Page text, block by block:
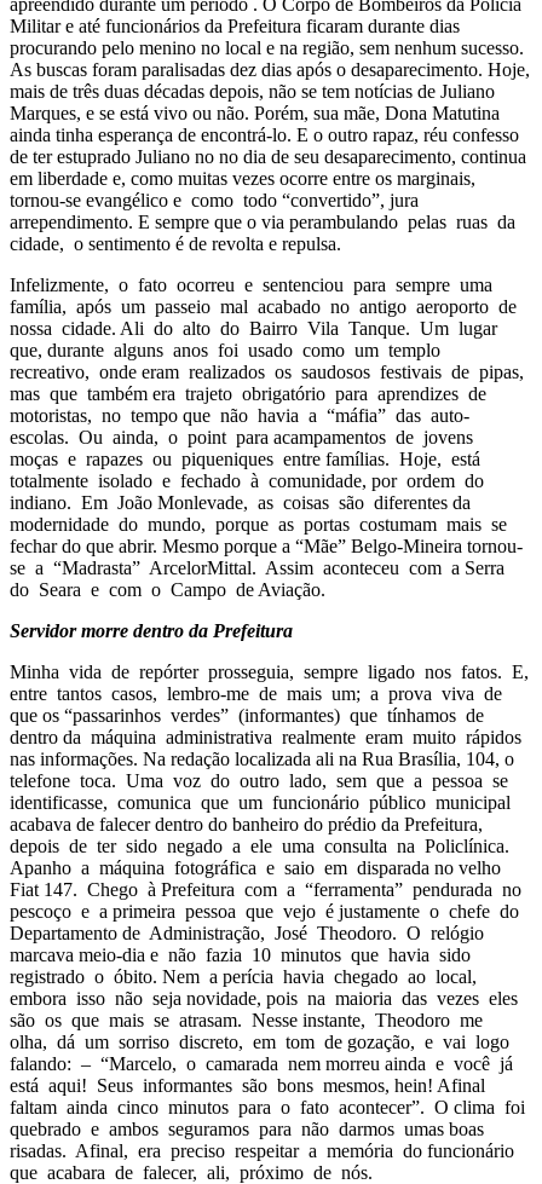
Militar e até funcionários da Prefeitura ficaram durante dias
procurando pelo menino no local e na região, sem nenhum sucesso.
As buscas foram paralisadas dez dias após o desaparecimento. Hoje,
mais de três duas décadas depois, não se tem notícias de Juliano
Marques, e se está vivo ou não. Porém, sua mãe, Dona Matutina
ainda tinha esperança de encontrá-lo. E o outro rapaz, réu confesso
de ter estuprado Juliano no no dia de seu desaparecimento, continua
em liberdade e, como muitas vezes ocorre entre os marginais,
tornou-se evangélico e como todo “convertido”, jura
arrependimento. E sempre que o via perambulando pelas ruas da
cidade, o sentimento é de revolta e repulsa.
Infelizmente, o fato ocorreu e sentenciou para sempre uma
família, após um passeio mal acabado no antigo aeroporto de
nossa cidade. Ali do alto do Bairro Vila Tanque. Um lugar
que, durante alguns anos foi usado como um templo
recreativo, onde eram realizados os saudosos festivais de pipas,
mas que também era trajeto obrigatório para aprendizes de
motoristas, no tempo que não havia a “máfia” das auto-
escolas. Ou ainda, o point para acampamentos de jovens
moças e rapazes ou piqueniques entre famílias. Hoje, está
totalmente isolado e fechado à comunidade, por ordem do
indiano. Em João Monlevade, as coisas são diferentes da
modernidade do mundo, porque as portas costumam mais se
fechar do que abrir. Mesmo porque a “Mãe” Belgo-Mineira tornou-
se a “Madrasta” ArcelorMittal. Assim aconteceu com a Serra
do Seara e com o Campo de Aviação.
Servidor morre dentro da Prefeitura
Minha vida de repórter prosseguia, sempre ligado nos fatos. E,
entre tantos casos, lembro-me de mais um; a prova viva de
que os “passarinhos verdes” (informantes) que tínhamos de
dentro da máquina administrativa realmente eram muito rápidos
nas informações. Na redação localizada ali na Rua Brasília, 104, o
telefone toca. Uma voz do outro lado, sem que a pessoa se
identificasse, comunica que um funcionário público municipal
acabava de falecer dentro do banheiro do prédio da Prefeitura,
depois de ter sido negado a ele uma consulta na Policlínica.
Apanho a máquina fotográfica e saio em disparada no velho
Fiat 147. Chego à Prefeitura com a “ferramenta” pendurada no
pescoço e a primeira pessoa que vejo é justamente o chefe do
Departamento de Administração, José Theodoro. O relógio
marcava meio-dia e não fazia 10 minutos que havia sido
registrado o óbito. Nem a perícia havia chegado ao local,
embora isso não seja novidade, pois na maioria das vezes eles
são os que mais se atrasam. Nesse instante, Theodoro me
olha, dá um sorriso discreto, em tom de gozação, e vai logo
falando: – “Marcelo, o camarada nem morreu ainda e você já
está aqui! Seus informantes são bons mesmos, hein! Afinal
faltam ainda cinco minutos para o fato acontecer”. O clima foi
quebrado e ambos seguramos para não darmos umas boas
risadas. Afinal, era preciso respeitar a memória do funcionário
que acabara de falecer, ali, próximo de nós.